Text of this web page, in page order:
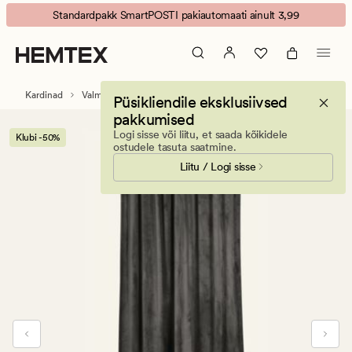
Mali
velour
kardin
hall
Animated
banner.
Press
ESCAPE
Standardpakk SmartPOSTI pakiautomaati ainult 3,99
Püsikliendile eksklusiivsed
pakkumised
Logi sisse või liitu, et saada kõikidele
ostudele tasuta saatmine.
Liitu / Logi sisse
Kardinad Valmiskardinad
Klubi -50%